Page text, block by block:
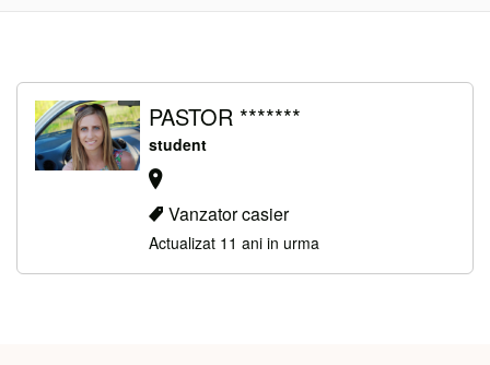
PASTOR *******
student
Vanzator casier
Actualizat 11 ani in urma